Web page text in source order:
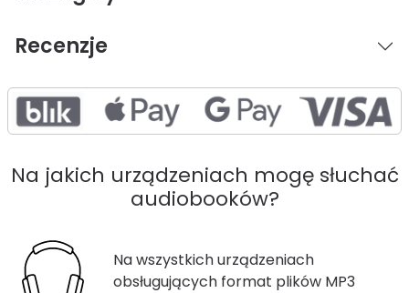
Recenzje
Na jakich urządzeniach mogę słuchać
audiobooków?
Na wszystkich urządzeniach
obsługujących format plików MP3